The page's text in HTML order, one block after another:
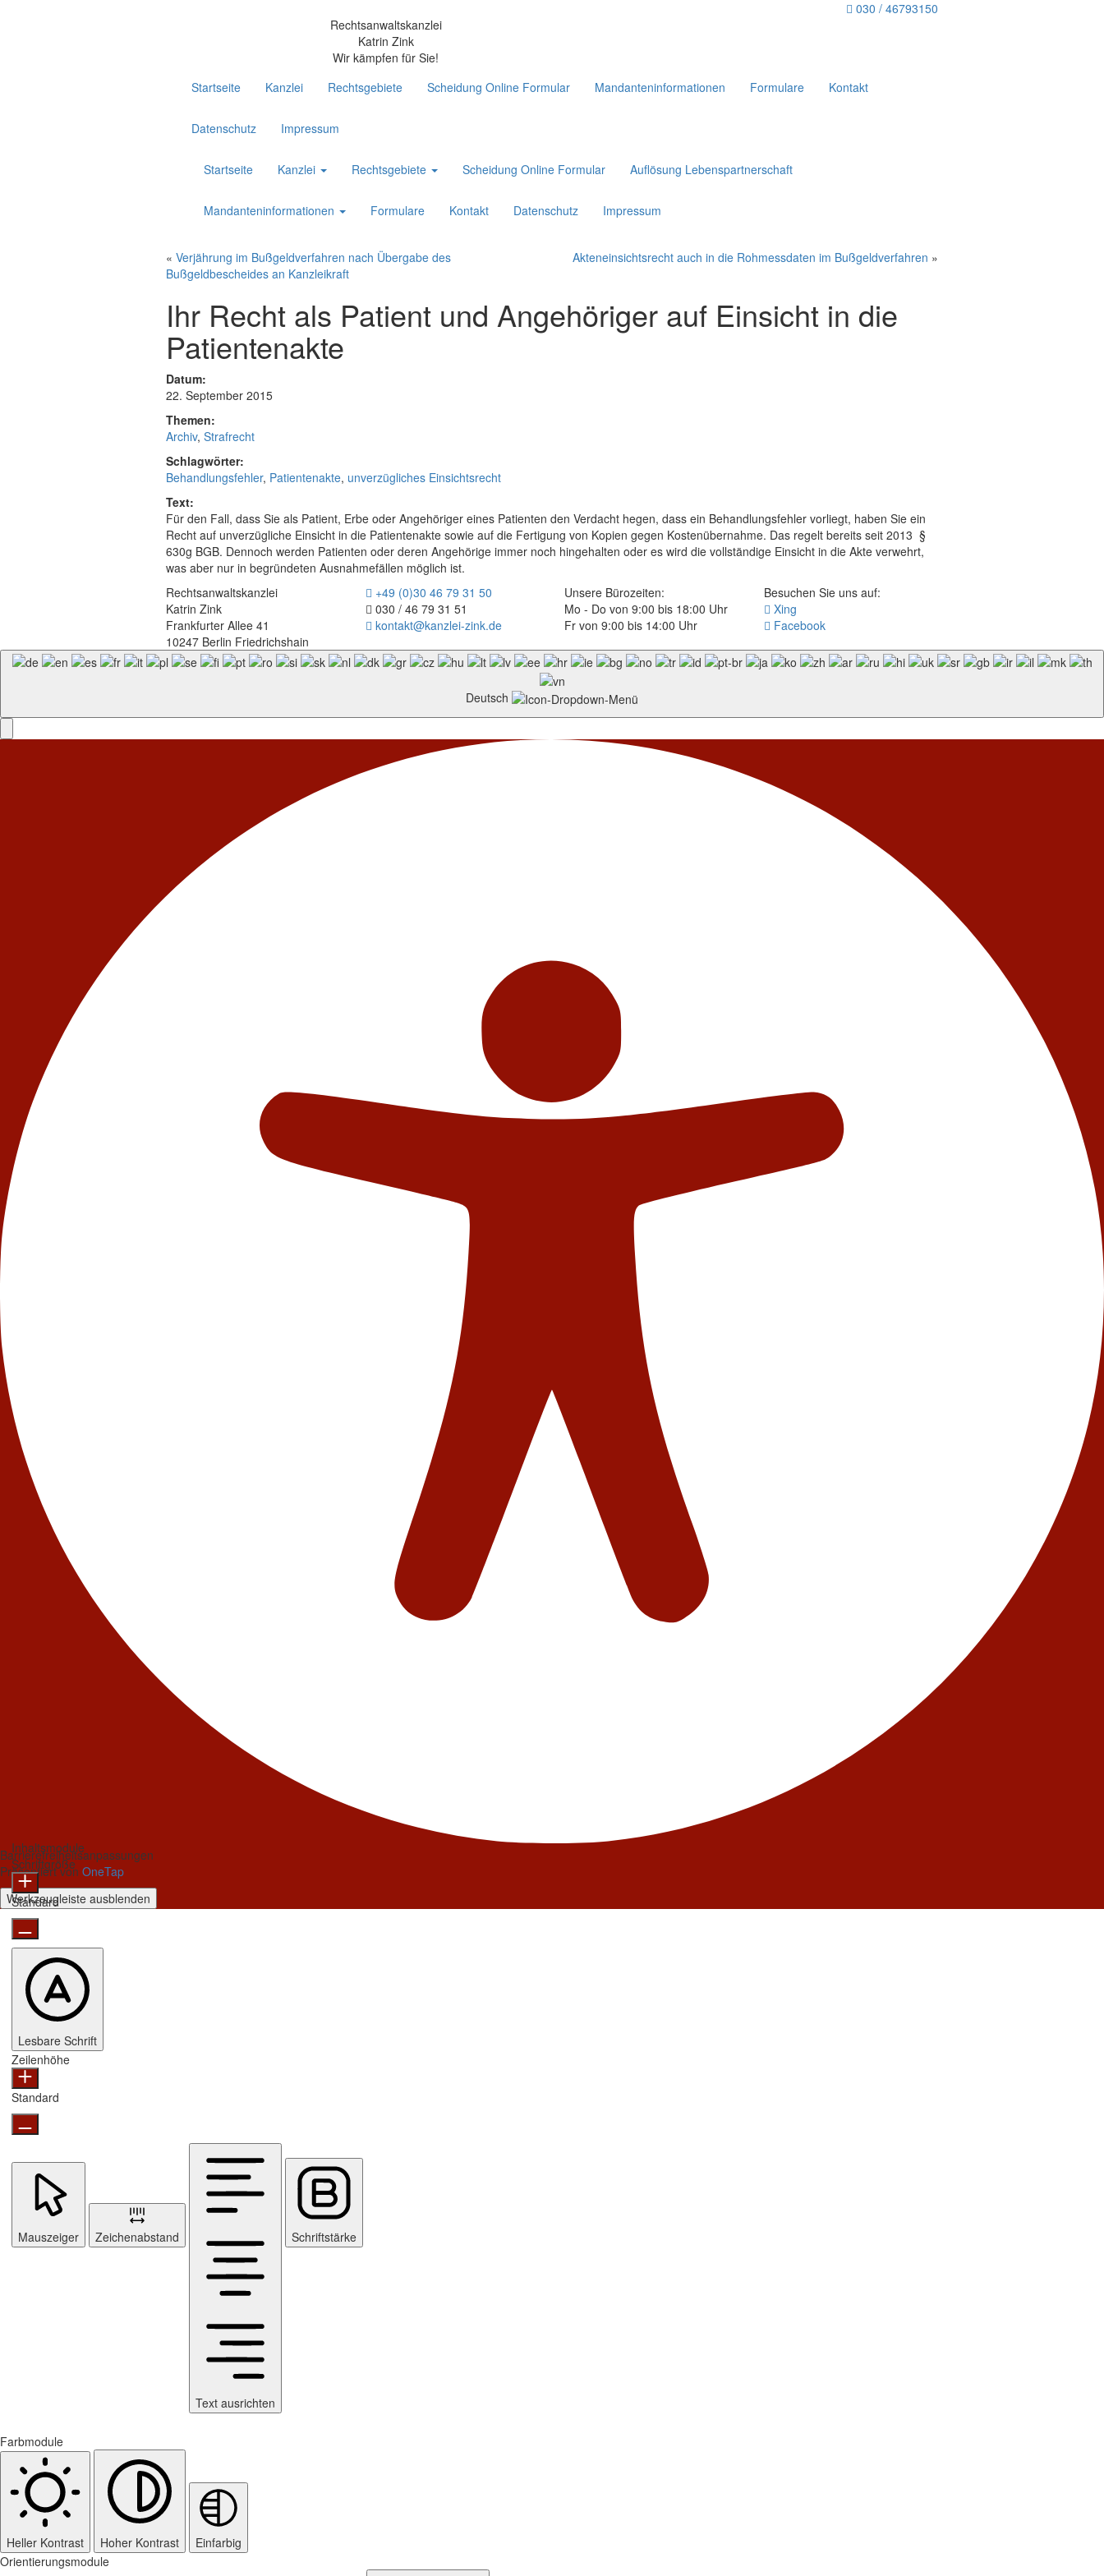
030 / 46793150
Rechtsanwaltskanzlei
Katrin Zink
Wir kämpfen für Sie!
Startseite
Kanzlei Rechtsgebiete Scheidung Online Formular Mandanteninformationen Formulare Kontakt
Datenschutz Impressum
Startseite Kanzlei Rechtsgebiete Scheidung Online Formular Auflösung Lebenspartnerschaft
Mandanteninformationen Formulare Kontakt Datenschutz Impressum
« Verjährung im Bußgeldverfahren nach Übergabe des
Bußgeldbescheides an Kanzleikraft
Akteneinsichtsrecht auch in die Rohmessdaten im Bußgeldverfahren »
Ihr Recht als Patient und Angehöriger auf Einsicht in die
Patientenakte
Datum:
22. September 2015
Themen:
Archiv, Strafrecht
Schlagwörter:
Behandlungsfehler, Patientenakte, unverzügliches Einsichtsrecht
Text:
Für den Fall, dass Sie als Patient, Erbe oder Angehöriger eines Patienten den Verdacht hegen, dass ein Behandlungsfehler vorliegt, haben Sie ein
Recht auf unverzügliche Einsicht in die Patientenakte sowie auf die Fertigung von Kopien gegen Kostenübernahme. Das regelt bereits seit 2013 §
630g BGB. Dennoch werden Patienten oder deren Angehörige immer noch hingehalten oder es wird die vollständige Einsicht in die Akte verwehrt,
was aber nur in begründeten Ausnahmefällen möglich ist.
Rechtsanwaltskanzlei
Katrin Zink
Frankfurter Allee 41
10247 Berlin Friedrichshain
+49 (0)30 46 79 31 50
030 / 46 79 31 51
kontakt@kanzlei-zink.de
Unsere Bürozeiten:
Mo - Do von 9:00 bis 18:00 Uhr
Fr von 9:00 bis 14:00 Uhr
Besuchen Sie uns auf:
Xing
Facebook
Deutsch
Barrierefreiheitsanpassungen
Präsentiert von OneTap
Werkzeugleiste ausblenden
Inhaltsmodule
Schriftgröße
Standard
Lesbare Schrift
Zeilenhöhe
Standard
Mauszeiger Zeichenabstand
Text ausrichten
Schriftstärke
Farbmodule
Heller Kontrast Hoher Kontrast
Einfarbig
Orientierungsmodule